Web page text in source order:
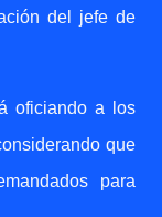
del jefe de
oficiando a los
que
para